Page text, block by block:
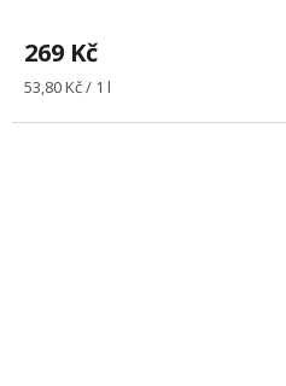
269 Kč
Měrná
53,80 Kč / 1 l